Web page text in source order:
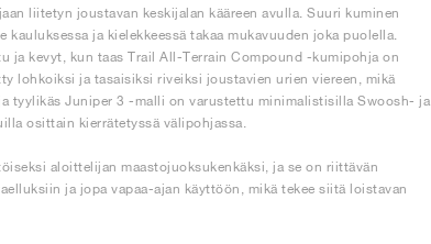
liitetyn joustavan keskijalan kääreen avulla. Suuri kuminen
ja kielekkeessä takaa mukavuuden joka puolella.
ja kevyt, kun taas Trail All-Terrain Compound -kumipohja on
lohkoiksi ja tasaisiksi riveiksi joustavien urien viereen, mikä
tyylikäs Juniper 3 -malli on varustettu minimalistisilla Swoosh- ja
osittain kierrätetyssä välipohjassa.
aloittelijan maastojuoksukenkäksi, ja se on riittävän
ja jopa vapaa-ajan käyttöön, mikä tekee siitä loistavan